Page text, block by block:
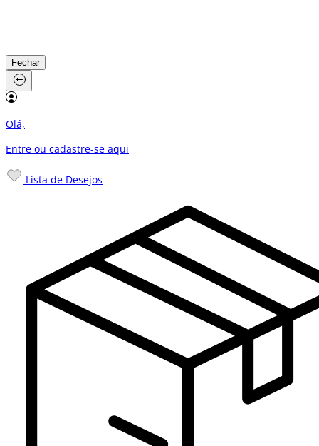
Fechar
Olá,
Entre ou cadastre-se aqui
Lista de Desejos